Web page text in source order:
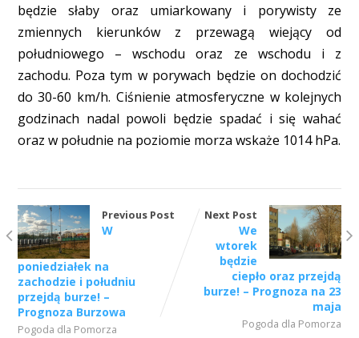
będzie słaby oraz umiarkowany i porywisty ze
zmiennych kierunków z przewagą wiejący od
południowego – wschodu oraz ze wschodu i z
zachodu. Poza tym w porywach będzie on dochodzić
do 30-60 km/h. Ciśnienie atmosferyczne w kolejnych
godzinach nadal powoli będzie spadać i się wahać
oraz w południe na poziomie morza wskaże 1014 hPa.
Previous Post
W
poniedziałek na
zachodzie i południu
przejdą burze! –
Prognoza Burzowa
Pogoda dla Pomorza
Next Post
We
wtorek
będzie
ciepło oraz przejdą
burze! – Prognoza na 23
maja
Pogoda dla Pomorza